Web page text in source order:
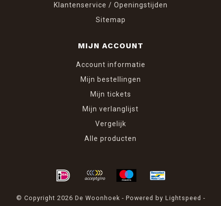
Klantenservice / Openingstijden
Sitemap
MIJN ACCOUNT
Account informatie
Mijn bestellingen
Mijn tickets
Mijn verlanglijst
Vergelijk
Alle producten
© Copyright 2026 De Woonhoek - Powered by Lightspeed -